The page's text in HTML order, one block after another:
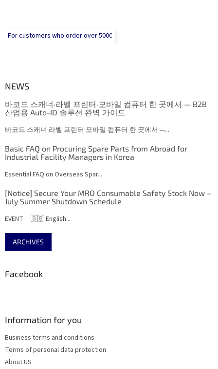
For customers who order over 500€
NEWS
바코드 스캐너·라벨 프린터·모바일 컴퓨터 한 곳에서 — B2B
산업용 Auto-ID 솔루션 완벽 가이드
바코드 스캐너·라벨 프린터·모바일 컴퓨터 한 곳에서 —...
Basic FAQ on Procuring Spare Parts from Abroad for
Industrial Facility Managers in Korea
Essential FAQ on Overseas Spar...
[Notice] Secure Your MRO Consumable Safety Stock Now –
July Summer Shutdown Schedule
EVENT · 🇬🇧 English...
ARCHIVES
Facebook
Information for you
Business terms and conditions
Terms of personal data protection
About US